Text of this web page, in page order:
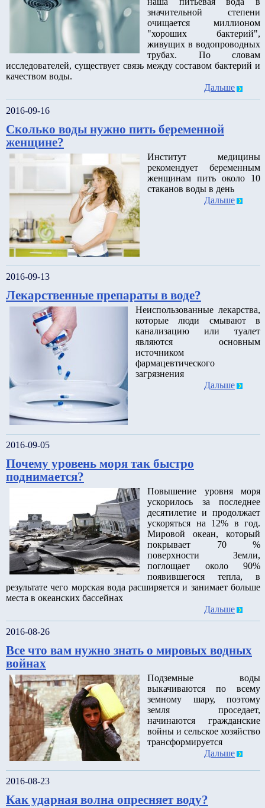
значительной степени
очищается миллионом
"хороших бактерий",
живущих в водопроводных
трубах. По словам
исследователей, существует связь между составом бактерий и
качеством воды.
Дальше
2016-09-16
Сколько воды нужно пить беременной
женщине?
Институт медицины
рекомендует беременным
женщинам пить около 10
стаканов воды в день
Дальше
2016-09-13
Лекарственные препараты в воде?
Неиспользованные лекарства,
которые люди смывают в
канализацию или туалет
являются основным
источником
фармацевтического
загрязнения
Дальше
2016-09-05
Почему уровень моря так быстро
поднимается?
Повышение уровня моря
ускорилось за последнее
десятилетие и продолжает
ускоряться на 12% в год.
Мировой океан, который
покрывает 70 %
поверхности Земли,
поглощает около 90%
появившегося тепла, в
результате чего морская вода расширяется и занимает больше
места в океанских бассейнах
Дальше
2016-08-26
Все что вам нужно знать о мировых водных
войнах
Подземные воды
выкачиваются по всему
земному шару, поэтому
земля проседает,
начинаются гражданские
войны и сельское хозяйство
трансформируется
Дальше
2016-08-23
Как ударная волна опресняет воду?